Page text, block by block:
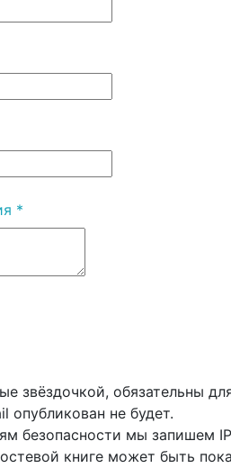
*
звёздочкой, обязательны
опубликован не будет.
безопасности мы запишем
книге может быть